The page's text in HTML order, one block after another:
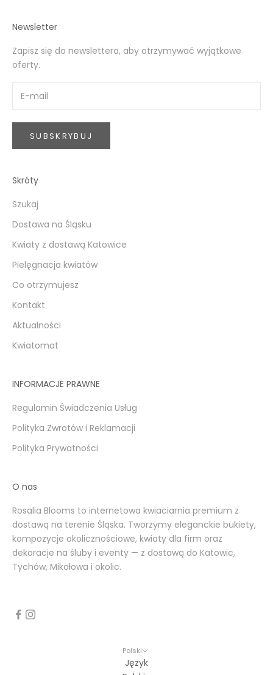
Newsletter
Zapisz się do newslettera, aby otrzymywać wyjątkowe
oferty.
SUBSKRYBUJ
Skróty
Szukaj
Dostawa na Śląsku
Kwiaty z dostawą Katowice
Pielęgnacja kwiatów
Co otrzymujesz
Kontakt
Aktualności
Kwiatomat
INFORMACJE PRAWNE
Regulamin Świadczenia Usług
Polityka Zwrotów i Reklamacji
Polityka Prywatności
O nas
Rosalia Blooms to internetowa kwiaciarnia premium z
dostawą na terenie Śląska. Tworzymy eleganckie bukiety,
kompozycje okolicznościowe, kwiaty dla firm oraz
dekoracje na śluby i eventy — z dostawą do Katowic,
Tychów, Mikołowa i okolic.
Polski
Język